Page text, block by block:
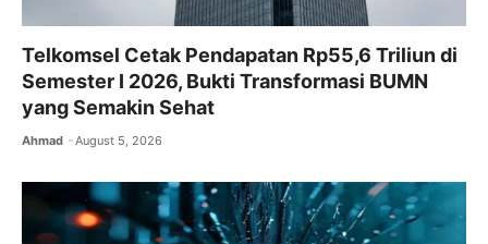
Telkomsel Cetak Pendapatan Rp55,6 Triliun di
Semester I 2026, Bukti Transformasi BUMN
yang Semakin Sehat
Ahmad August 5, 2026